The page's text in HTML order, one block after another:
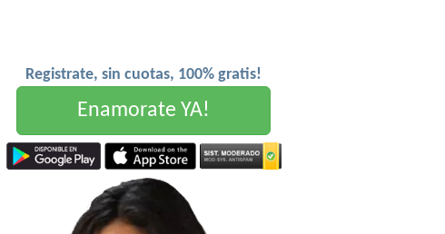
Registrate, sin cuotas, 100% gratis!
Enamorate YA!